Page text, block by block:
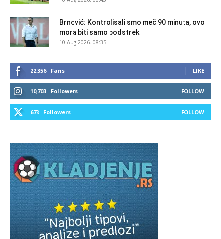
Brnović: Kontrolisali smo meč 90 minuta, ovo
mora biti samo podstrek
10 Aug 2026. 08:35
22,356 Fans LIKE
10,703 Followers FOLLOW
678 Followers FOLLOW